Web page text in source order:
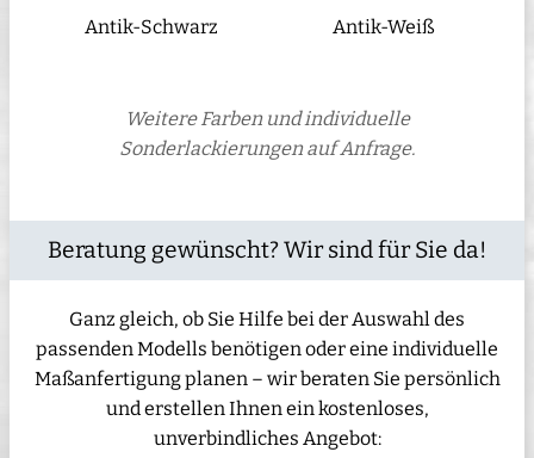
Antik-Schwarz Antik-Weiß
Weitere Farben und individuelle
Sonderlackierungen auf Anfrage.
Beratung gewünscht? Wir sind für Sie da!
Ganz gleich, ob Sie Hilfe bei der Auswahl des
passenden Modells benötigen oder eine individuelle
Maßanfertigung planen – wir beraten Sie persönlich
und erstellen Ihnen ein kostenloses,
unverbindliches Angebot: